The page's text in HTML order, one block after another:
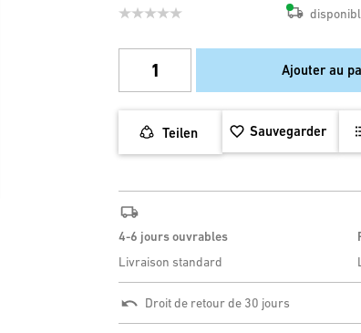
Ajouter au
Teilen Sauvegarder
4-6 jours ouvrables
Livraison standard
Droit de retour de 30 jours